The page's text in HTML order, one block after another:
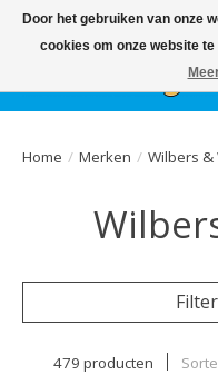
HetGEHELE jaar, grote
Ballonnen | Schmink |
Home / Merken / Wilbers &
479 producten
Door het gebruiken van onze
cookies om onze website